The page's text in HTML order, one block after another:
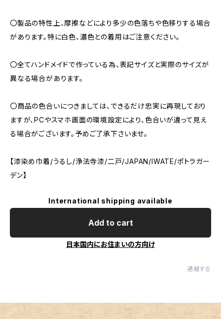
〇製品の特性上、摩擦などにより多少の色落ちや色移りする場合
があります。特に白色、濃色との着用はご注意ください。
〇全てハンドメイドで作っている為、表記サイズと実際のサイズが
異なる場合があります。
〇商品の色合いにつきましては、できるだけ忠実に再現しており
ますが、PCやスマホ画面の環境設定により、色合いが違って見え
る場合がございます。予めご了承下さいませ。
【漆染め巾着/うるし/浄法寺漆/二戸/JAPAN/IWATE/ポトラガー
デン】
International shipping available
Add to cart
日本国内にお住まいの方向け
通報する